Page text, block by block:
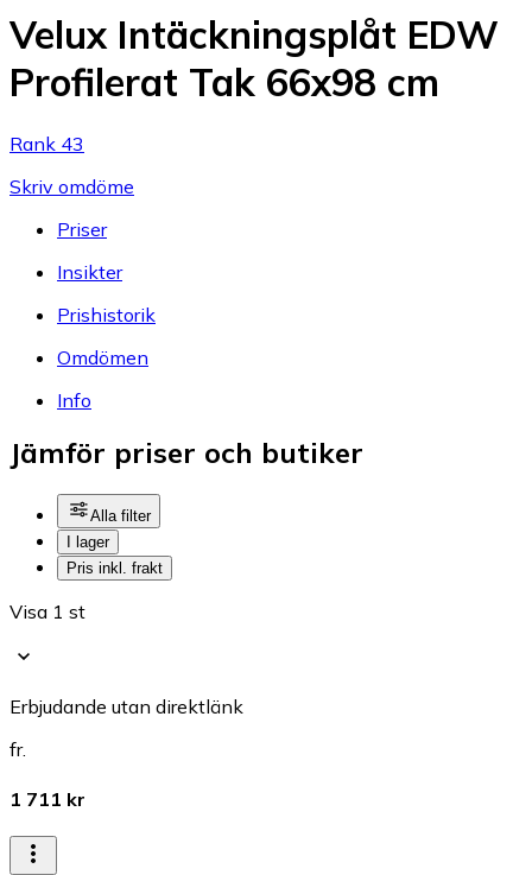
Velux Intäckningsplåt EDW
Profilerat Tak 66x98 cm
Rank 43
Skriv omdöme
Priser
Insikter
Prishistorik
Omdömen
Info
Jämför priser och butiker
Alla filter
I lager
Pris inkl. frakt
Visa 1 st
Erbjudande utan direktlänk
fr.
1 711 kr